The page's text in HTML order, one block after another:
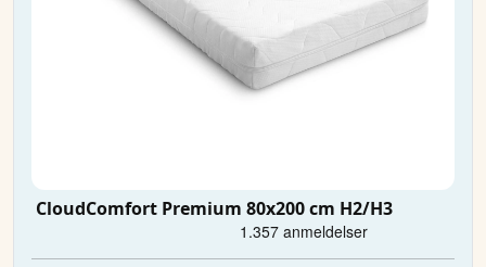
CloudComfort Premium 80x200 cm H2/H3